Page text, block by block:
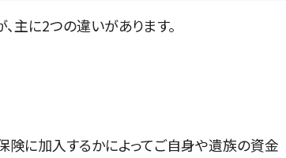
主に2つの違いがあります。
険に加入するかによってご自身や遺族の資金